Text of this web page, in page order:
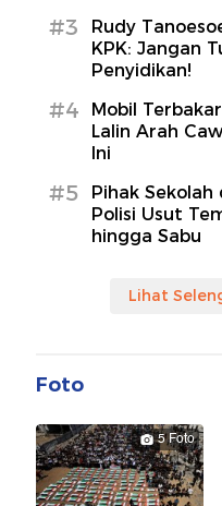
#3
Rudy
KPK: Jangan
Penyidikan!
#4
Mobil
Lalin Arah
Ini
#5
Pihak Sekolah
Polisi Usut
hingga Sabu
Lihat
Foto
5 Foto